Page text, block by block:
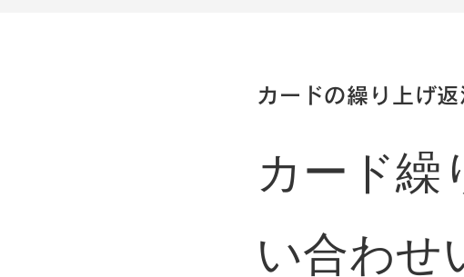
カードの繰り上げ
カード繰
い合わせ